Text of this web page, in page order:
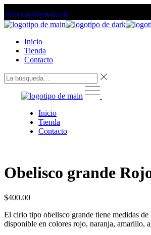
al
contenido
cirios.shop@gmail.com
Inicio
Tienda
Contacto
Inicio
Tienda
Contacto
Obelisco grande
$400.00
El cirio tipo obelisco grande tiene medidas
disponible en colores rojo, naranja, amarillo,